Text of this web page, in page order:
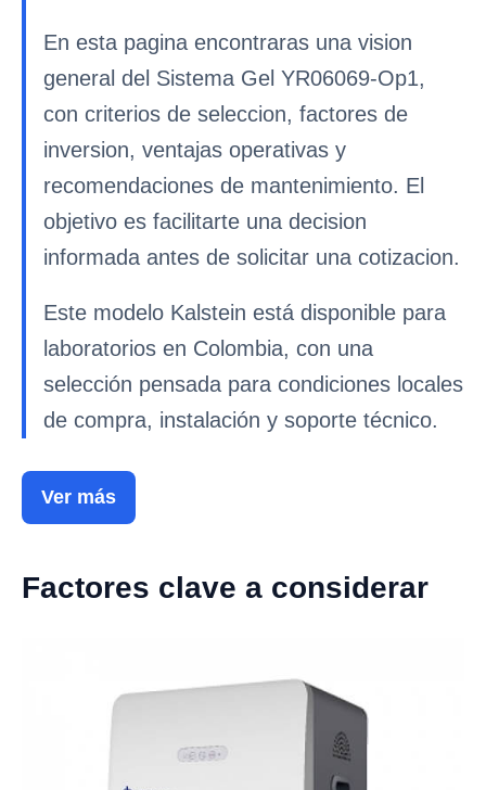
En esta pagina encontraras una vision
general del Sistema Gel YR06069-Op1,
con criterios de seleccion, factores de
inversion, ventajas operativas y
recomendaciones de mantenimiento. El
objetivo es facilitarte una decision
informada antes de solicitar una cotizacion.
Este modelo Kalstein está disponible para
laboratorios en Colombia, con una
selección pensada para condiciones locales
de compra, instalación y soporte técnico.
Ver más
Factores clave a considerar